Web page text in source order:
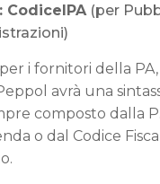
CodiceIPA(per
i fornitori della PA,
avrà una
composto dalla
o dal Codice